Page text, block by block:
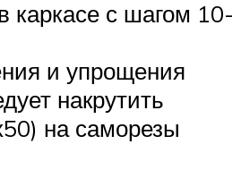
каркасе с шагом 10-
и упрощения
накрутить
на саморезы